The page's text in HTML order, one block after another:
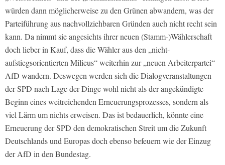
würden dann möglicherweise zu den Grünen abwandern, was der
Parteiführung aus nachvollziehbaren Gründen auch nicht recht sein
kann. Da nimmt sie angesichts ihrer neuen (Stamm-)Wählerschaft
doch lieber in Kauf, dass die Wähler aus den „nicht-
aufstiegsorientierten Milieus“ weiterhin zur „neuen Arbeiterpartei“
AfD wandern. Deswegen werden sich die Dialogveranstaltungen
der SPD nach Lage der Dinge wohl nicht als der angekündigte
Beginn eines weitreichenden Erneuerungsprozesses, sondern als
viel Lärm um nichts erweisen. Das ist bedauerlich, könnte eine
Erneuerung der SPD den demokratischen Streit um die Zukunft
Deutschlands und Europas doch ebenso befeuern wie der Einzug
der AfD in den Bundestag.